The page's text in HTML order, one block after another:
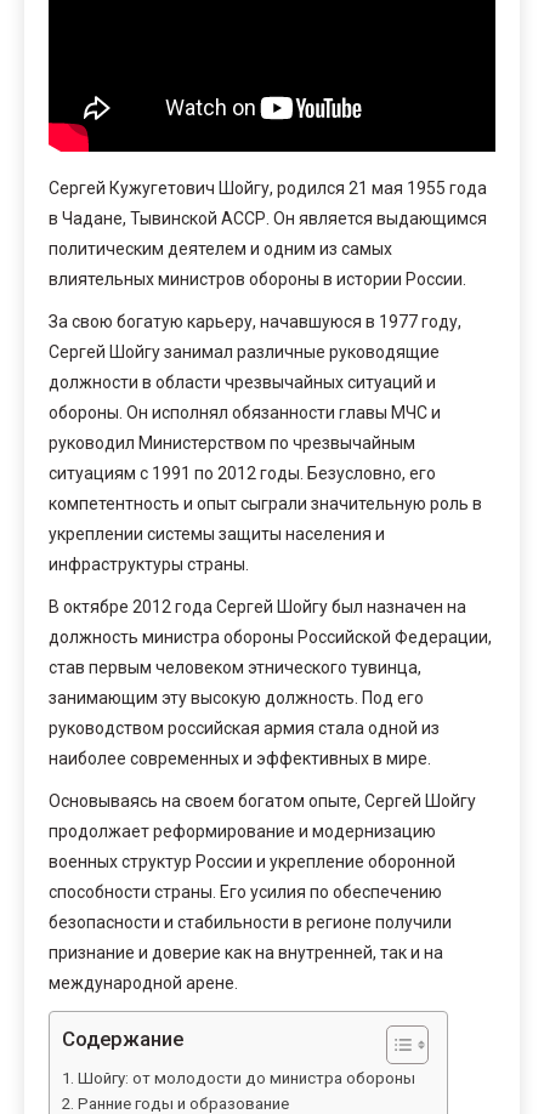
Сергей Кужугетович Шойгу, родился 21 мая 1955 года
в Чадане, Тывинской АССР. Он является выдающимся
политическим деятелем и одним из самых
влиятельных министров обороны в истории России.
За свою богатую карьеру, начавшуюся в 1977 году,
Сергей Шойгу занимал различные руководящие
должности в области чрезвычайных ситуаций и
обороны. Он исполнял обязанности главы МЧС и
руководил Министерством по чрезвычайным
ситуациям с 1991 по 2012 годы. Безусловно, его
компетентность и опыт сыграли значительную роль в
укреплении системы защиты населения и
инфраструктуры страны.
В октябре 2012 года Сергей Шойгу был назначен на
должность министра обороны Российской Федерации,
став первым человеком этнического тувинца,
занимающим эту высокую должность. Под его
руководством российская армия стала одной из
наиболее современных и эффективных в мире.
Основываясь на своем богатом опыте, Сергей Шойгу
продолжает реформирование и модернизацию
военных структур России и укрепление оборонной
способности страны. Его усилия по обеспечению
безопасности и стабильности в регионе получили
признание и доверие как на внутренней, так и на
международной арене.
Содержание
Шойгу: от молодости до министра обороны
Ранние годы и образование